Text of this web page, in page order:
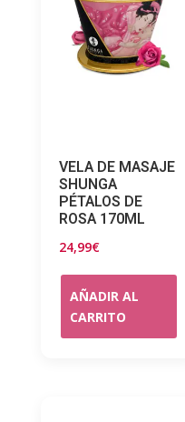
VELA DE MASAJE
SHUNGA
PÉTALOS DE
ROSA 170ML
24,99€
AÑADIR AL
CARRITO